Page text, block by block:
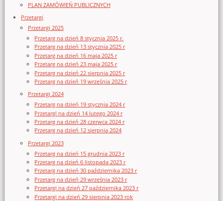
PLAN ZAMÓWIEŃ PUBLICZNYCH
Przetargi
Przetargi 2025
Przetarg na dzień 8 stycznia 2025 r.
Przetarg na dzień 13 stycznia 2025 r
Przetarg na dzień 16 maja 2025 r
Przetarg na dzień 23 maja 2025 r
Przetarg na dzień 22 sierpnia 2025 r
Przetarg na dzień 19 września 2025 r
Przetargi 2024
Przetarg na dzień 19 stycznia 2024 r
Przetargi na dzień 14 lutego 2024 r
Przetarg na dzień 28 czerwca 2024 r
Przetarg na dzień 12 sierpnia 2024
Przetargi 2023
Przetarg na dzień 15 grudnia 2023 r
Przetarg na dzień 6 listopada 2023 r
Przetarg na dzień 30 października 2023 r
Przetarg na dzień 29 września 2023 r
Przetargi na dzień 27 października 2023 r
Przetargi na dzień 29 sierpnia 2023 rok